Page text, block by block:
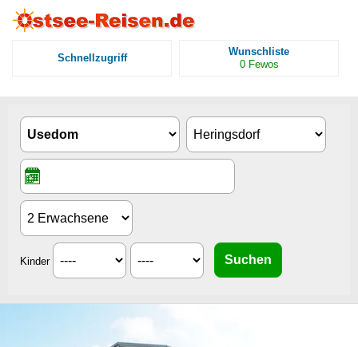
Schnellzugriff
Wunschliste
0 Fewos
Kinder